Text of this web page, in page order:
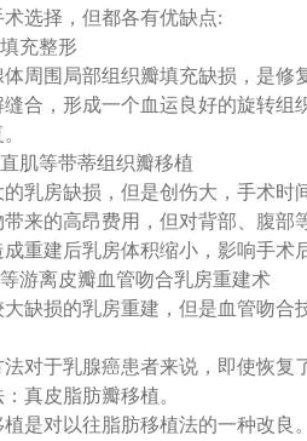
选择，但都各有优缺点:
充整形
体周围局部组织瓣填充缺损，是
合，形成一个血运良好的旋转
肌等带蒂组织瓣移植
乳房缺损，但是创伤大，手术
来的高昂费用，但对背部、腹
重建后乳房体积缩小，影响手术
游离皮瓣血管吻合乳房重建术
缺损的乳房重建，但是血管吻
法对于乳腺癌患者来说，即使恢
真皮脂肪瓣移植。
是对以往脂肪移植法的一种改